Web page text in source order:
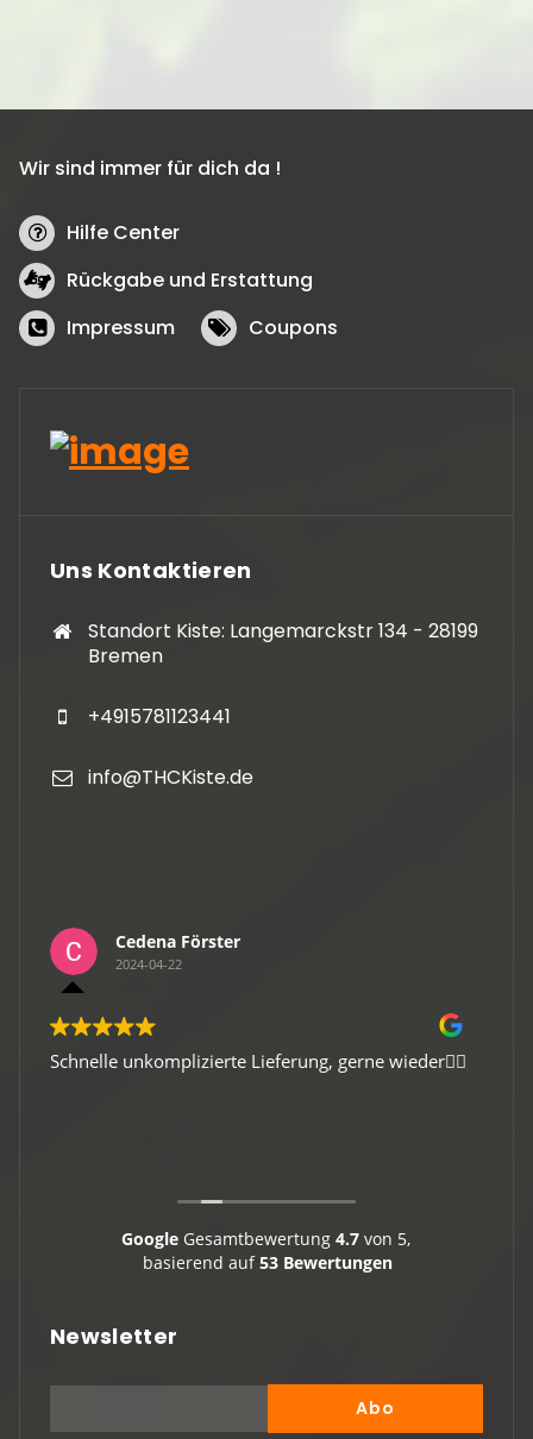
Wir sind immer für dich da !
Hilfe Center
Rückgabe und Erstattung
Impressum
Coupons
Uns Kontaktieren
Standort Kiste: Langemarckstr 134 - 28199
Bremen
+4915781123441
info@THCKiste.de
Cedena Förster
2024-04-22
Schnelle unkomplizierte Lieferung, gerne wieder👍🏻
GoogleGesamtbewertung 4.7von 5,
basierend auf53 Bewertungen
Newsletter